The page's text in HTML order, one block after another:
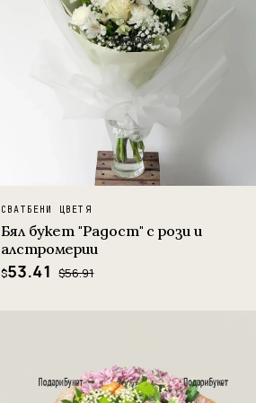
СВАТБЕНИ ЦВЕТЯ
Бял букет "Радост" с рози и
алстромерии
$53.41 $56.91